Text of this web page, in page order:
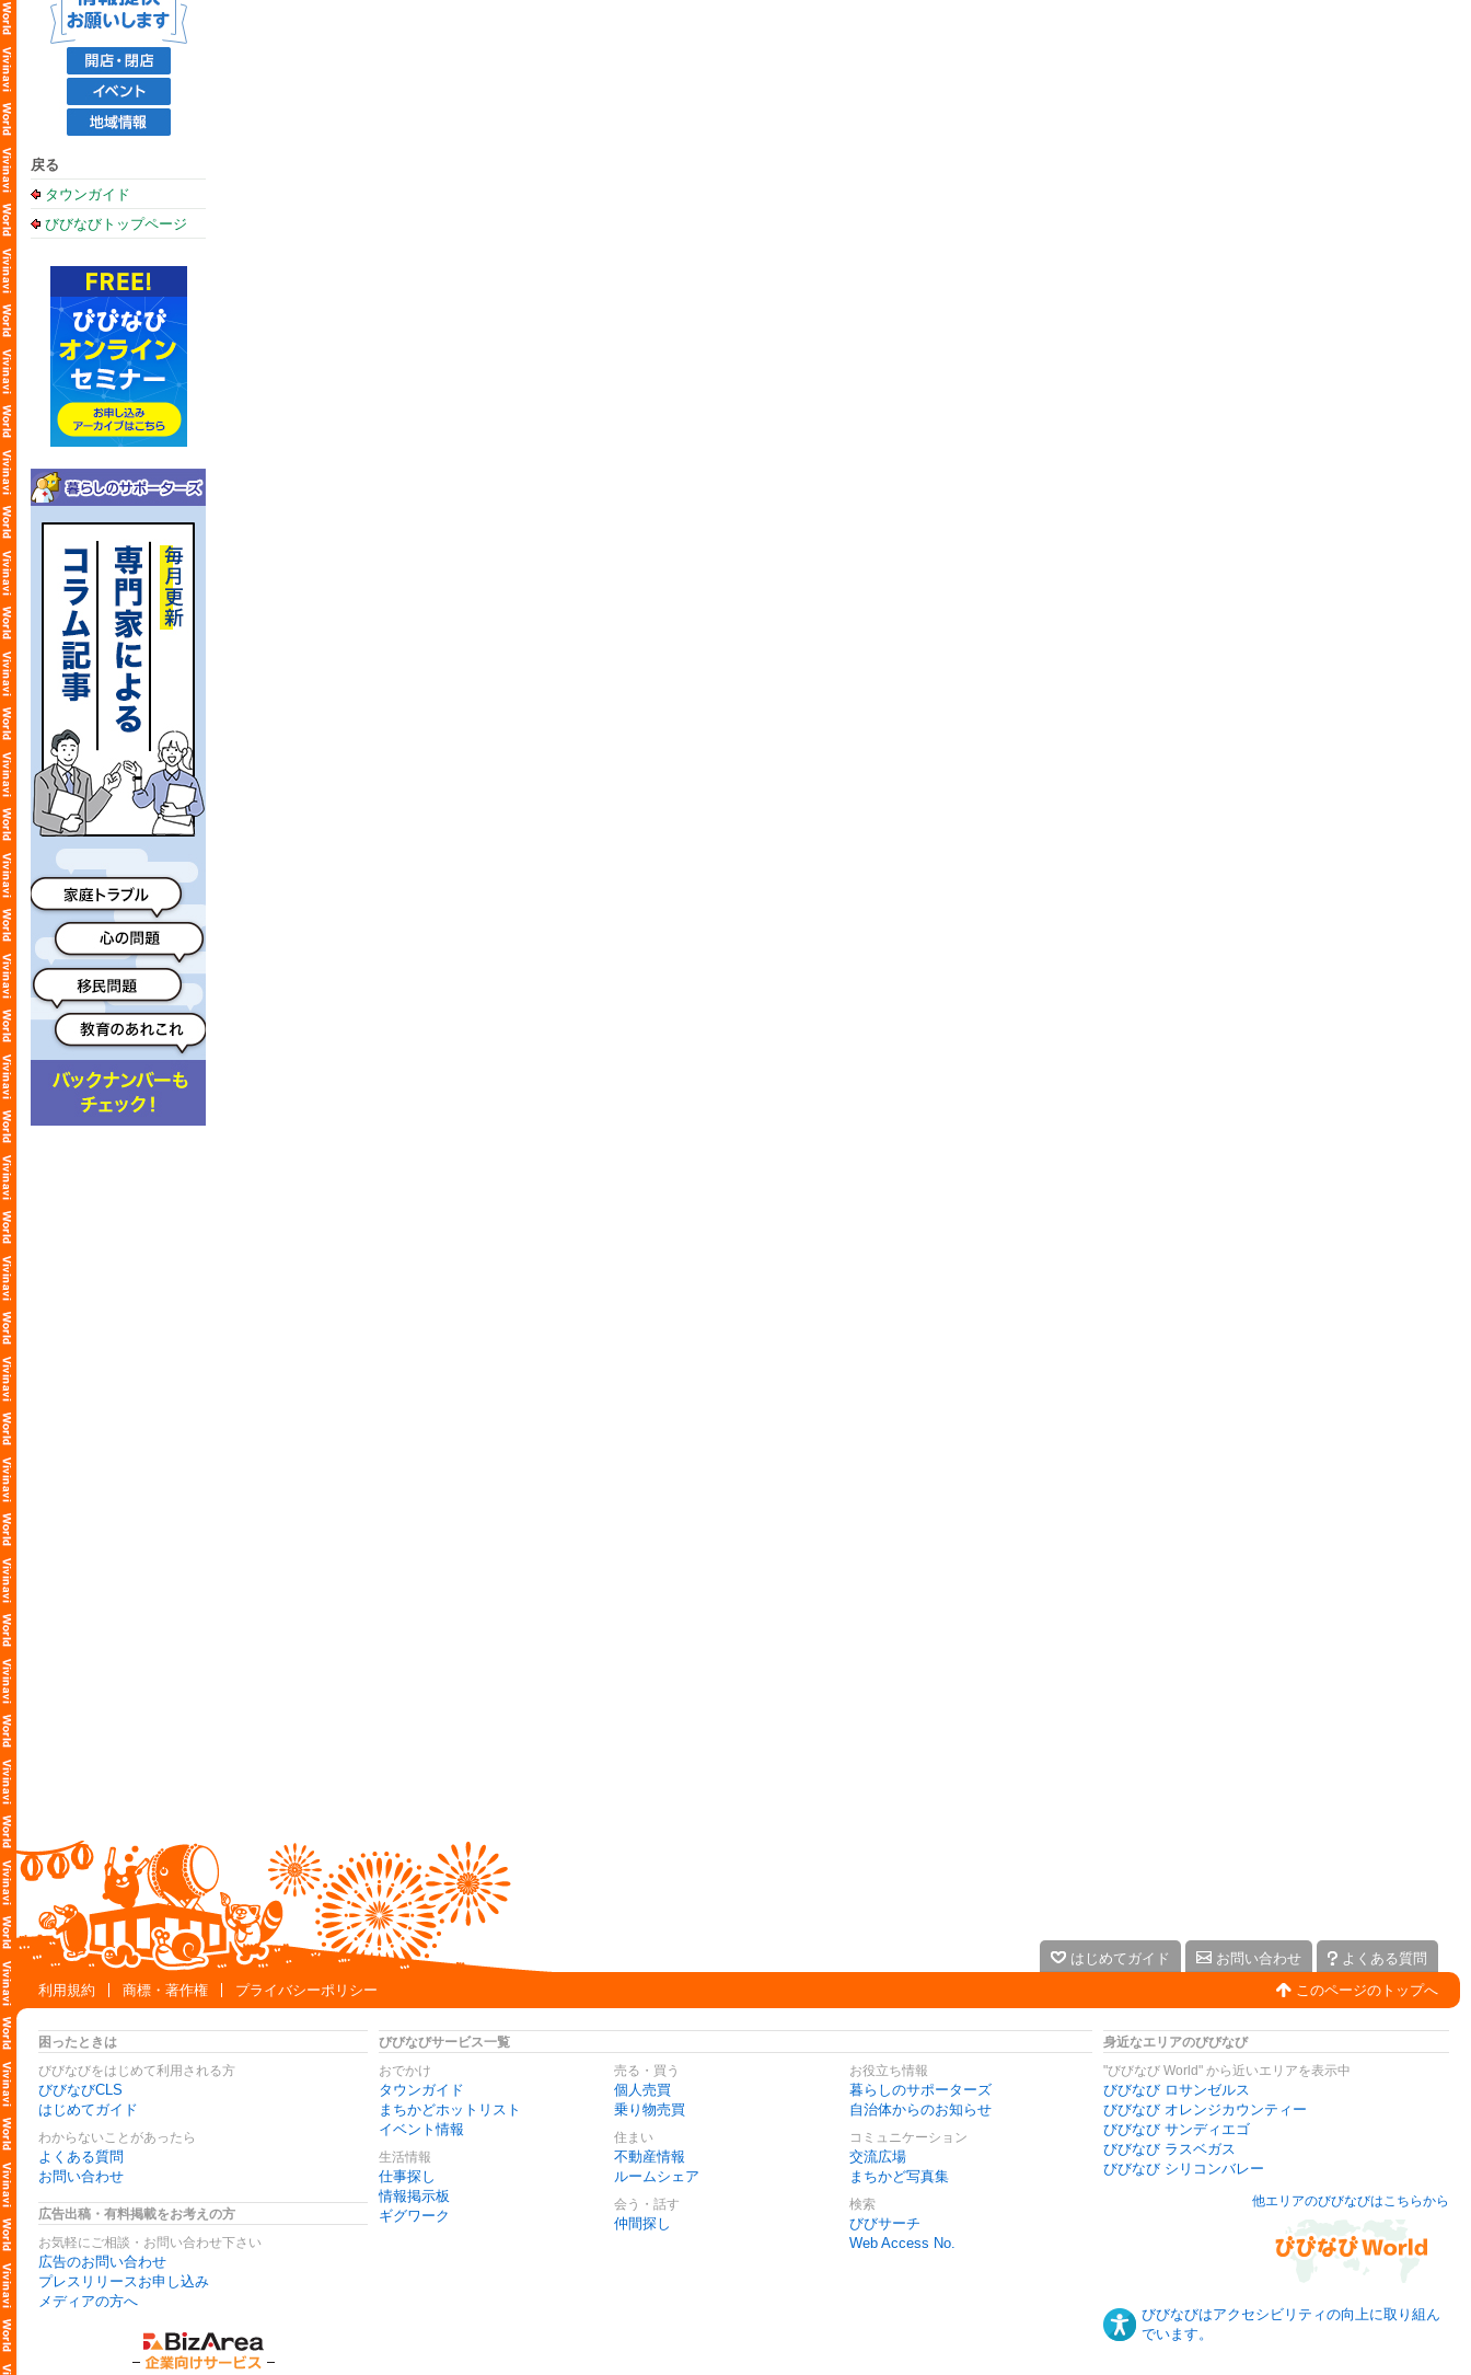
戻る
タウンガイド
びびなびトップページ
はじめてガイド お問い合わせ
よくある質問
利用規約
商標・著作権 プライバシーポリシー このページのトップへ
困ったときは
びびなびをはじめて利用される方
びびなびCLS
はじめてガイド
わからないことがあったら
よくある質問
お問い合わせ
広告出稿・有料掲載をお考えの方
お気軽にご相談・お問い合わせ下さい
広告のお問い合わせ
プレスリリースお申し込み
メディアの方へ
びびなびサービス一覧
おでかけ
タウンガイド
まちかどホットリスト
イベント情報
生活情報
仕事探し
情報掲示板
ギグワーク
売る・買う
個人売買
乗り物売買
住まい
不動産情報
ルームシェア
会う・話す
仲間探し
お役立ち情報
暮らしのサポーターズ
自治体からのお知らせ
コミュニケーション
交流広場
まちかど写真集
検索
びびサーチ
Web Access No.
身近なエリアのびびなび
"びびなび World" から近いエリアを表示中
びびなび ロサンゼルス
びびなび オレンジカウンティー
びびなび サンディエゴ
びびなび ラスベガス
びびなび シリコンバレー
他エリアのびびなびはこちらから
びびなびはアクセシビリティの向上に取り組ん
でいます。